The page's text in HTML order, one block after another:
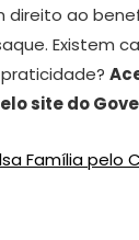
direito ao
Existem
site do
Família pelo